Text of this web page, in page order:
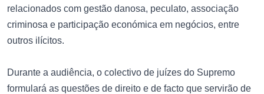
relacionados com gestão danosa, peculato, associação
criminosa e participação económica em negócios, entre
outros ilícitos.
Durante a audiência, o colectivo de juízes do Supremo
formulará as questões de direito e de facto que servirão de